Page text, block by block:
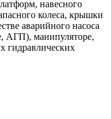
навесного
колеса, крышки
аварийного насоса
АГП), манипуляторе,
гидравлических